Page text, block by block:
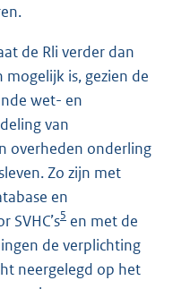
de Rli verder dan
is, gezien de
wet- en
van
overheden onderling
Zo zijn met
en
SVHC’s5 en met de
de verplichting
neergelegd op het